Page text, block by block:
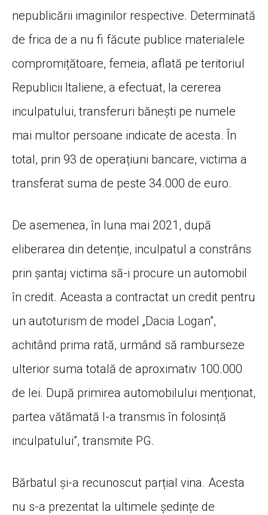
nepublicării imaginilor respective. Determinată
de frica de a nu fi făcute publice materialele
compromițătoare, femeia, aflată pe teritoriul
Republicii Italiene, a efectuat, la cererea
inculpatului, transferuri bănești pe numele
mai multor persoane indicate de acesta. În
total, prin 93 de operațiuni bancare, victima a
transferat suma de peste 34.000 de euro.
De asemenea, în luna mai 2021, după
eliberarea din detenție, inculpatul a constrâns
prin șantaj victima să-i procure un automobil
în credit. Aceasta a contractat un credit pentru
un autoturism de model „Dacia Logan”,
achitând prima rată, urmând să ramburseze
ulterior suma totală de aproximativ 100.000
de lei. După primirea automobilului menționat,
partea vătămată l-a transmis în folosință
inculpatului”, transmite PG.
Bărbatul și-a recunoscut parțial vina. Acesta
nu s-a prezentat la ultimele ședințe de